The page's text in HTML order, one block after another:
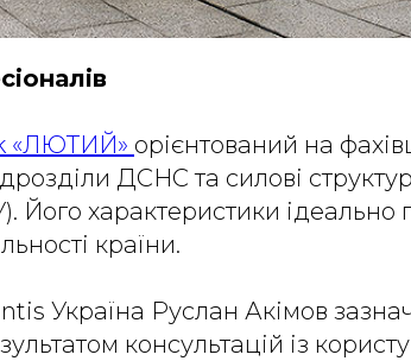
«ЛЮТИЙ» орієнтований на
ДСНС та силові
характеристики ідеально
країни.
Україна Руслан Акімов
консультацій із